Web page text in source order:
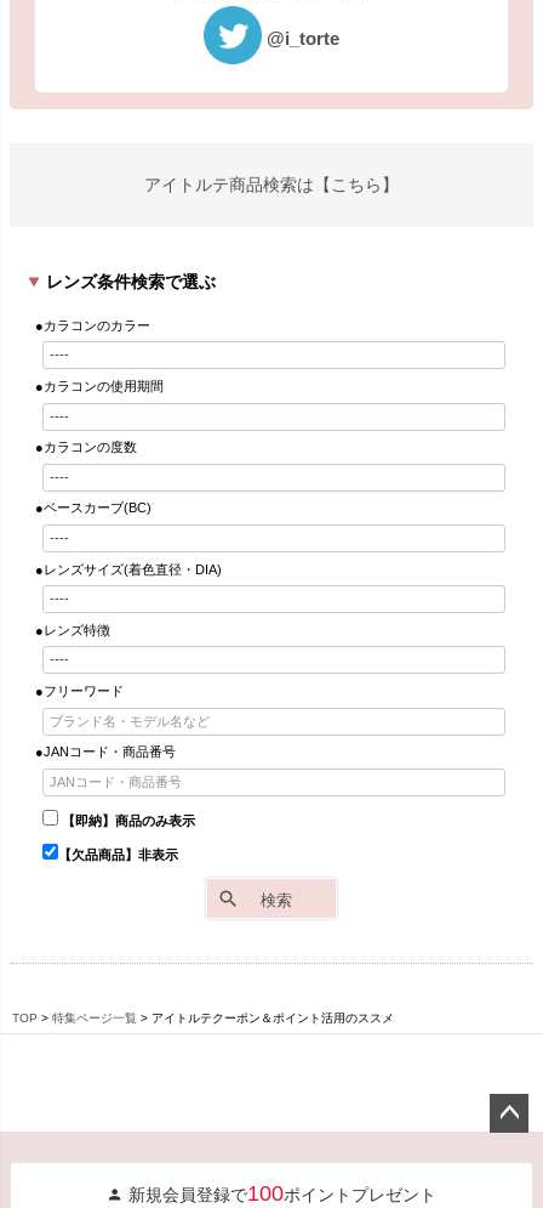
@i_torte
アイトルテ商品検索は【こちら】
レンズ条件検索で選ぶ
●カラコンのカラー
●カラコンの使用期間
●カラコンの度数
●ベースカーブ(BC)
●レンズサイズ(着色直径・DIA)
●レンズ特徴
●フリーワード
●JANコード・商品番号
【即納】商品のみ表示
【欠品商品】非表示
検索
TOP 特集ページ一覧 アイトルテクーポン＆ポイント活用のススメ
新規会員登録で100ポイントプレゼント